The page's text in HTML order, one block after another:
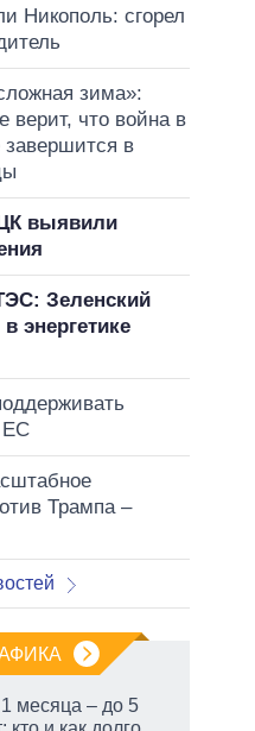
Никополь: сгорел
зима»:
верит, что война в
завершится в
выявили
Зеленский
энергетике
ЕС
Трампа –
месяца – до 5